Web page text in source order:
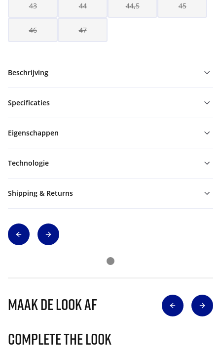
43 44 44,5 45
46 47
Beschrijving
Specificaties
Eigenschappen
Technologie
Shipping & Returns
Maak de look af
Complete The Look